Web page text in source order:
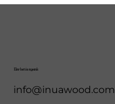
Elérhetőségeink
info@inuawood.com